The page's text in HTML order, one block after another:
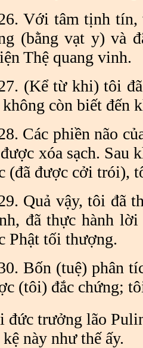
Với tâm tịnh tín,
(bằng vạt y) và
Thệ quang vinh.
(Kể từ khi) tôi
còn biết đến
Các phiền não
xóa sạch. Sau
(đã được cởi trói),
Quả vậy, tôi đã
đã thực hành
Phật tối thượng.
Bốn (tuệ) phân
(tôi) đắc chứng;
đức trưởng lão
này như thế ấy.